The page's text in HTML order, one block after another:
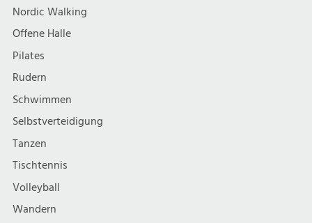
Nordic Walking
Offene Halle
Pilates
Rudern
Schwimmen
Selbstverteidigung
Tanzen
Tischtennis
Volleyball
Wandern